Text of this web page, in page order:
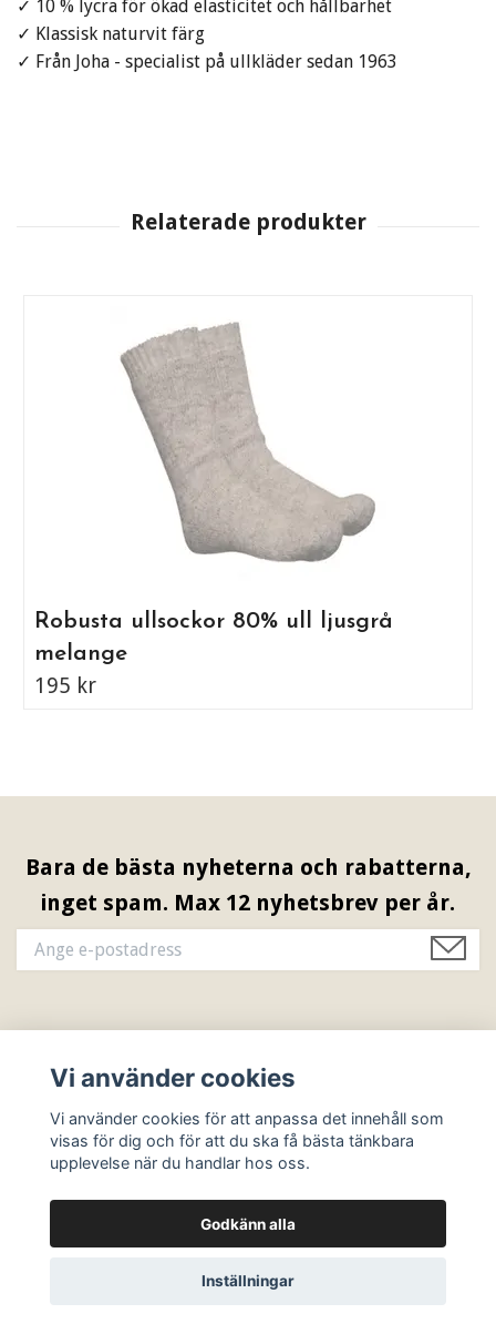
✓ 10 % lycra för ökad elasticitet och hållbarhet
✓ Klassisk naturvit färg
✓ Från Joha - specialist på ullkläder sedan 1963
Robusta ullsockor 80% ull ljusgrå
melange
195 kr
Bara de bästa nyheterna och rabatterna,
inget spam. Max 12 nyhetsbrev per år.
Sociala medier
© 2026 Ebbes Butik
Vi använder cookies
Vi använder cookies för att anpassa det innehåll som
visas för dig och för att du ska få bästa tänkbara
upplevelse när du handlar hos oss.
Godkänn alla
Inställningar